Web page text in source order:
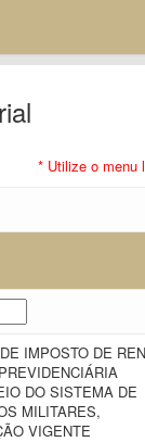
* Utilize o menu
IMPOSTO DE
DO SISTEMA DE
MILITARES,
VIGENTE